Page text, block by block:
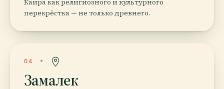
перекрёстка — не только древнего.
04
Замалек